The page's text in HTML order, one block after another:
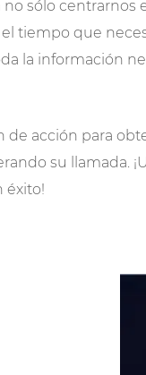
sólo centrarnos
tiempo que
la información
de acción para
su llamada.
éxito!